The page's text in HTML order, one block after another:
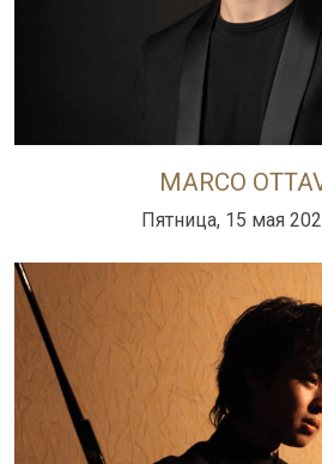
MARCO
Пятница, 15 мая